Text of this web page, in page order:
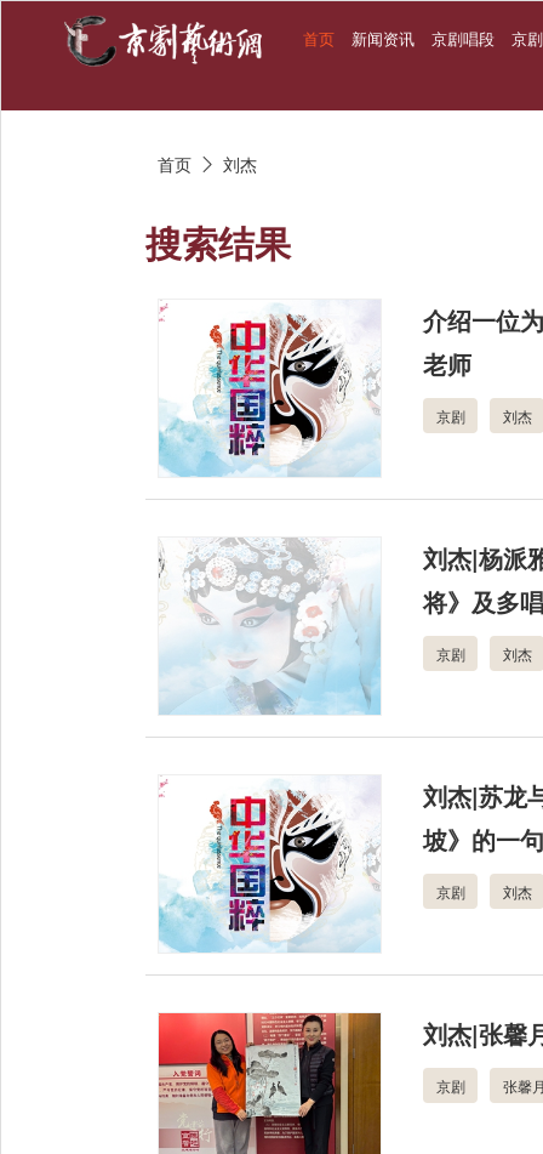
首页 新闻资讯 京剧唱段 京
首页  刘杰
搜索结果
介绍一位
老师
京剧 刘杰
刘杰|杨派
将》及多
京剧 刘杰
刘杰|苏龙
坡》的一
京剧 刘杰
刘杰|张馨
京剧 张馨